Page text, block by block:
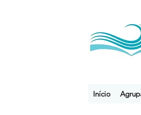
Início